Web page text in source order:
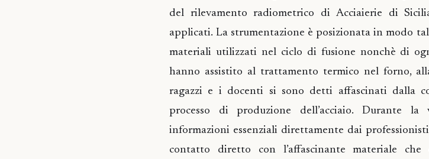
del rilevamento radiometrico di Acciaierie di
applicati. La strumentazione è posizionata in modo
materiali utilizzati nel ciclo di fusione nonchè di
hanno assistito al trattamento termico nel forno,
ragazzi e i docenti si sono detti affascinati dalla
processo di produzione dell’acciaio. Durante
informazioni essenziali direttamente dai
contatto diretto con l’affascinante materiale